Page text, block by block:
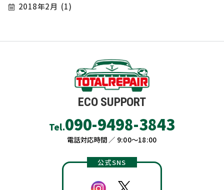
2018年2月 (1)
ECO SUPPORT
Tel.090-9498-3843
電話対応時間 ／ 9:00〜18:00
公式SNS